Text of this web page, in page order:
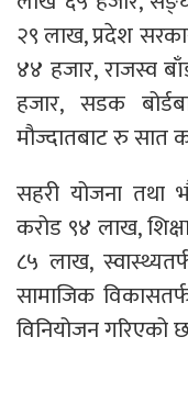
२९ लाख, प्रदेश
४४ हजार, राजस्व
हजार, सडक
मौज्दातबाट रु सात
सहरी योजना तथा
करोड ९४ लाख,
८५ लाख,
सामाजिक
विनियोजन गरिएको